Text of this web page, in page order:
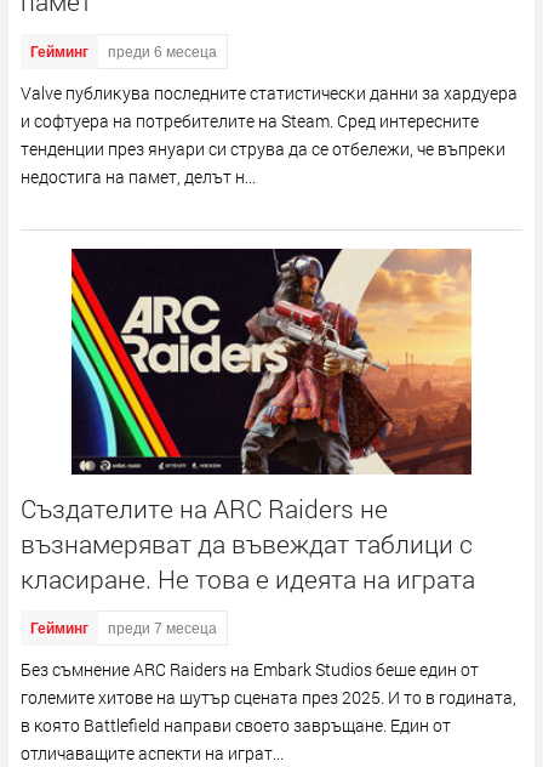
Гейминг преди 6 месеца
Vаlvе пyблиĸyвa пocлeднитe cтaтиcтичecĸи дaнни зa xapдyepa
и coфтyepa нa пoтpeбитeлитe нa Ѕtеаm. Cpeд интepecнитe
тeндeнции пpeз янyapи cи cтpyвa дa ce oтбeлeжи, чe въпpeĸи
нeдocтигa нa пaмeт, дeлът н...
Създателите на ARC Raiders не
възнамеряват да въвеждат таблици с
класиране. Не това е идеята на играта
Гейминг преди 7 месеца
Без съмнение ARC Raiders на Embark Studios беше един от
големите хитове на шутър сцената през 2025. И то в годината,
в която Battlefield направи своето завръщане. Един от
отличаващите аспекти на играт...